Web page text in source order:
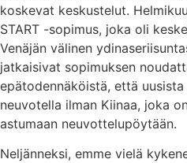
koskevat keskustelut.
START -sopimus, joka oli
Venäjän välinen
jatkaisivat sopimuksen
epätodennäköistä, että
neuvotella ilman Kiinaa, joka
astumaan neuvottelupöytään.
Neljänneksi, emme vielä